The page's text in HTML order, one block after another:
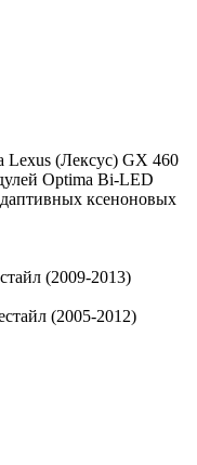
Lexus (Лексус) GX 460
Optima Bi-LED
ксеноновых
(2009-2013)
(2005-2012)